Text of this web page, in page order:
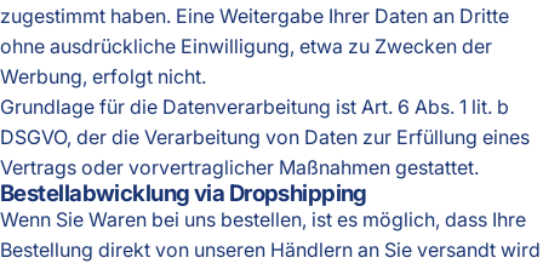
zugestimmt haben. Eine Weitergabe Ihrer Daten an Dritte
ohne ausdrückliche Einwilligung, etwa zu Zwecken der
Werbung, erfolgt nicht.
Grundlage für die Datenverarbeitung ist Art. 6 Abs. 1 lit. b
DSGVO, der die Verarbeitung von Daten zur Erfüllung eines
Vertrags oder vorvertraglicher Maßnahmen gestattet.
Bestellabwicklung via Dropshipping
Wenn Sie Waren bei uns bestellen, ist es möglich, dass Ihre
Bestellung direkt von unseren Händlern an Sie versandt wird